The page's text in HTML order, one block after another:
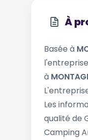
À
Basée à
l'entreprise
à
Les
qualité de
Camping